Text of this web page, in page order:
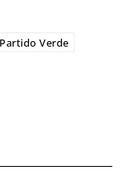
Partido Verde